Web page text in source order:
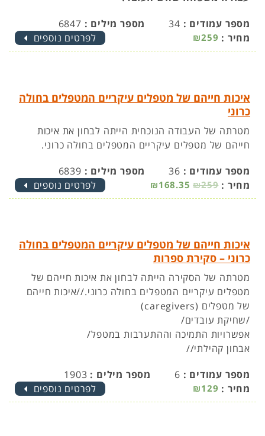
מספר עמודים : 34 מספר מילים : 6847
מחיר : ₪259 לפרטים נוספים
איכות חייהם של מטפלים עיקריים המטפלים בחולה
כרוני
מטרתה של העבודה הנוכחית הייתה לבחון את איכות
חייהם של מטפלים עיקריים המטפלים בחולה כרוני.
מספר עמודים : 36 מספר מילים : 6839
מחיר : ₪259
₪168.35 לפרטים נוספים
איכות חייהם של מטפלים עיקריים המטפלים בחולה
כרוני – סקירת ספרות
מטרתה של הסקירה הייתה לבחון את איכות חייהם של
מטפלים עיקריים המטפלים בחולה כרוני.//איכות חייהם
של מטפלים (caregivers)
/שחיקת עובדים/
אפשרויות התמיכה וההתערבות במטפל/
אבחון קהילתי//
מספר עמודים : 6 מספר מילים : 1903
מחיר : ₪129 לפרטים נוספים